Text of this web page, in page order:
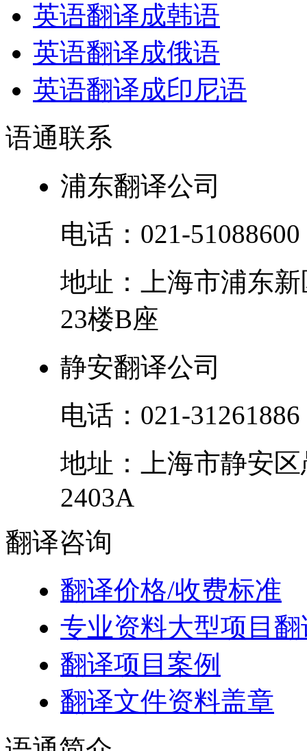
英语翻译成韩语
英语翻译成俄语
英语翻译成印尼语
语通联系
浦东翻译公司
电话： 021-51088600
地址：
上海市浦东新
23楼B座
静安翻译公司
电话： 021-31261886
地址：
上海市静安区
2403A
翻译咨询
翻译价格/收费标准
专业资料大型项目翻
翻译项目案例
翻译文件资料盖章